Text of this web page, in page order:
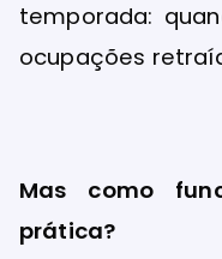
temporada:
ocupações
Mas como
prática?